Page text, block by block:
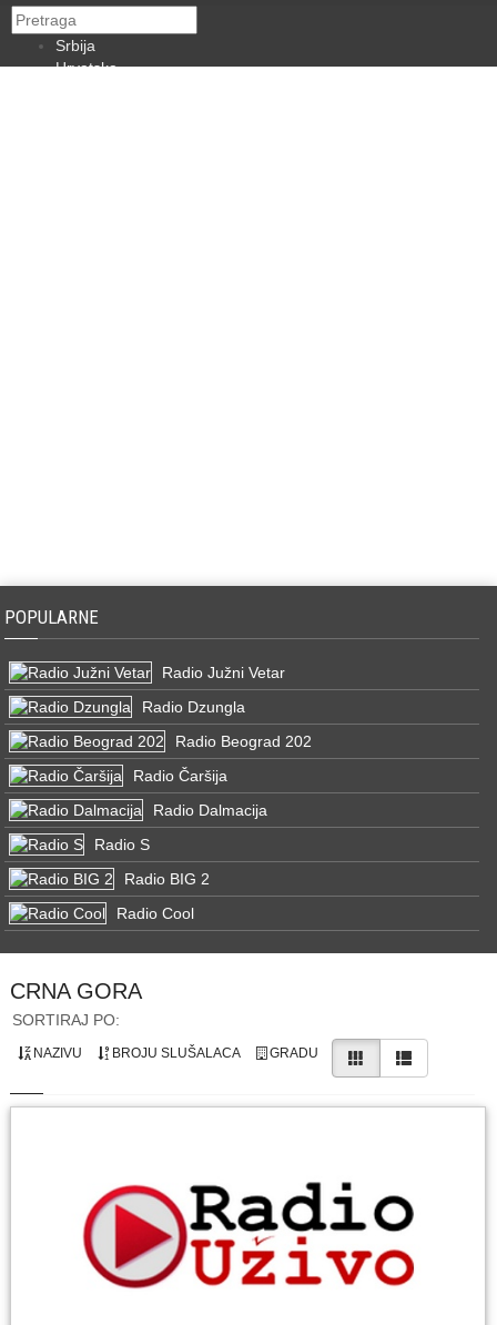
Srbija
Hrvatska
POPULARNE
Radio Južni Vetar
Radio Dzungla
Radio Beograd 202
Radio Čaršija
Radio Dalmacija
Radio S
Radio BIG 2
Radio Cool
CRNA GORA
SORTIRAJ PO:
NAZIVU BROJU SLUŠALACA GRADU